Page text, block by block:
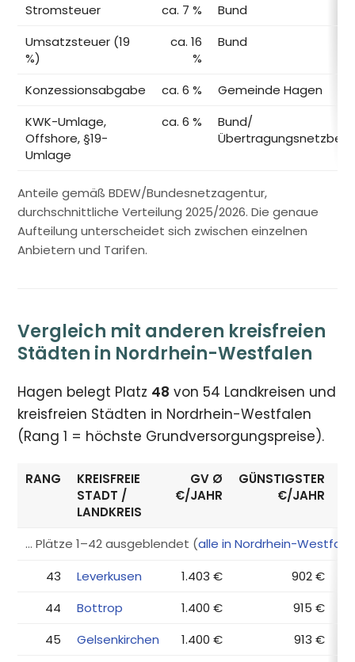
Stromsteuer ca. 7 %
Bund
Umsatzsteuer (19
%)
ca. 16
%
Bund
Konzessionsabgabe ca. 6 %
Gemeinde Hagen
KWK-Umlage,
Offshore, §19-
Umlage
ca. 6 %
Bund/
Anteile gemäß BDEW/Bundesnetzagentur,
durchschnittliche Verteilung 2025/2026. Die genaue
Aufteilung unterscheidet sich zwischen einzelnen
Anbietern und Tarifen.
Vergleich mit anderen kreisfreien
Städten in Nordrhein-Westfalen
Hagen belegt Platz 48 von 54 Landkreisen und
kreisfreien Städten in Nordrhein-Westfalen
(Rang 1 = höchste Grundversorgungspreise).
RANG
KREISFREIE
STADT /
LANDKREIS
GV Ø
€/JAHR
GÜNSTIGSTER
€/JAHR
… Plätze 1–42 ausgeblendet (alle in Nordrhein-
43
Leverkusen 1.403 €
902 €
44
Bottrop 1.400 €
915 €
45
Gelsenkirchen 1.400 €
913 €